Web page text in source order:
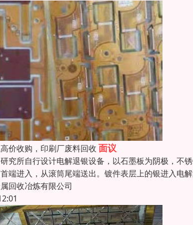
价收购，印刷厂废料回收 面议
究所自行设计电解退银设备，以石墨板为阴极，不
端进入，从滚筒尾端送出。镀件表层上的银进入
回收冶炼有限公司